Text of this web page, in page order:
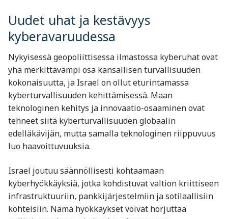
Uudet uhat ja kestävyys
kyberavaruudessa
Nykyisessä geopoliittisessa ilmastossa kyberuhat ovat
yhä merkittävämpi osa kansallisen turvallisuuden
kokonaisuutta, ja Israel on ollut eturintamassa
kyberturvallisuuden kehittämisessä. Maan
teknologinen kehitys ja innovaatio-osaaminen ovat
tehneet siitä kyberturvallisuuden globaalin
edelläkävijän, mutta samalla teknologinen riippuvuus
luo haavoittuvuuksia.
Israel joutuu säännöllisesti kohtaamaan
kyberhyökkäyksiä, jotka kohdistuvat valtion kriittiseen
infrastruktuuriin, pankkijärjestelmiin ja sotilaallisiin
kohteisiin. Nämä hyökkäykset voivat horjuttaa